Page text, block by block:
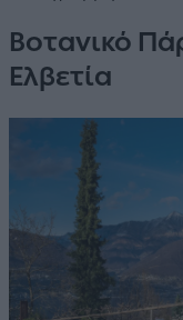
Βοτανικό
Ελβετία